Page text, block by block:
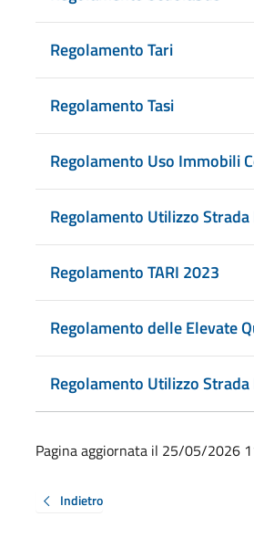
Regolamento Tari
Regolamento Tasi
Regolamento Uso Immobili
Regolamento Utilizzo
Regolamento TARI 2023
Regolamento delle Elevate
Regolamento Utilizzo
Pagina aggiornata il 25/05/2026
Indietro